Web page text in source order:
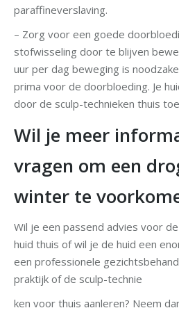
paraffineverslaving.
– Zorg voor een goede
stofwisseling door te blijven
uur per dag beweging is
prima voor de doorbloeding. Je
door de sculp-technieken thuis
Wil je meer
vragen om een
winter te
Wil je een passend advies voor
huid thuis of wil je de huid een
een professionele
praktijk of de sculp-technie
ken voor thuis aanleren? Neem